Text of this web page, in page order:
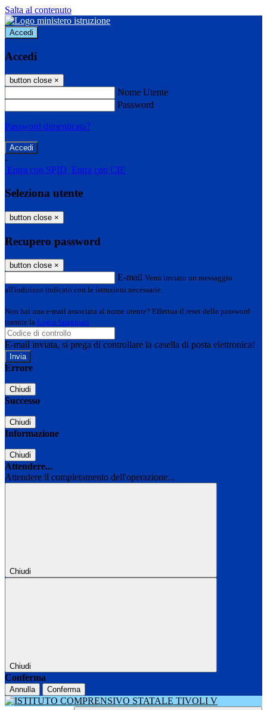
Salta al contenuto
Accedi
Accedi
button close ×
Nome Utente
Password
Password dimenticata?
-
Entra con SPID Entra con CIE
Seleziona utente
button close ×
Recupero password
button close ×
E-mail Verrà inviato un messaggio
all'indirizzo indicato con le istruzioni necessarie.
Non hai una e-mail associata al nome utente? Effettua il reset della password
tramite la Login Spaggiari
E-mail inviata, si prega di controllare la casella di posta elettronica!
Errore
Chiudi
Successo
Chiudi
Informazione
Chiudi
Attendere...
Attendere il completamento dell'operazione...
Chiudi
Chiudi
Conferma
Annulla Conferma